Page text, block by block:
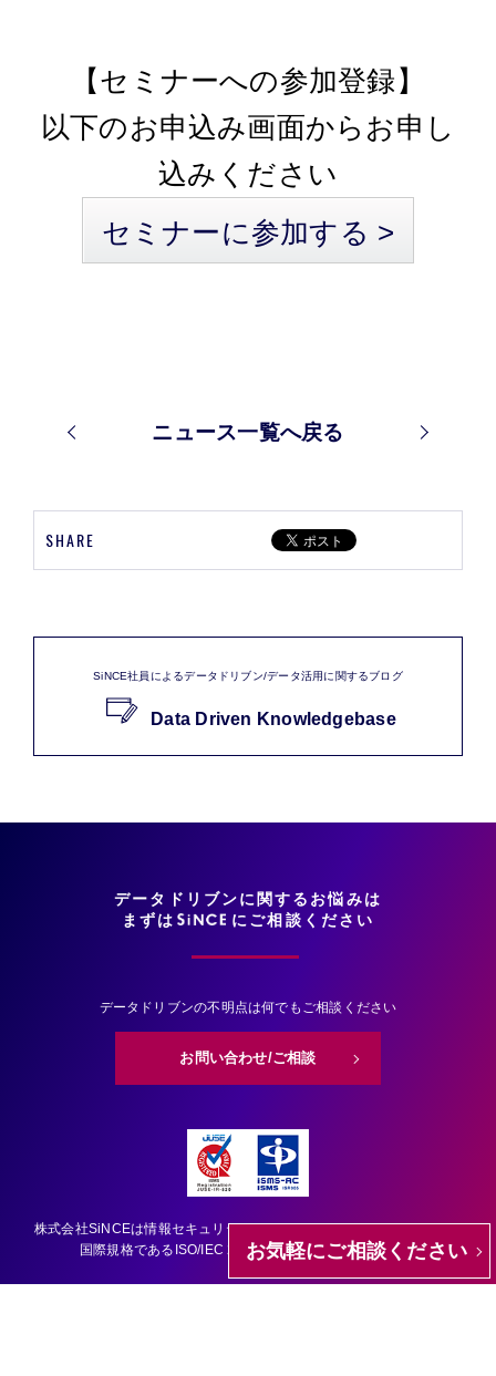
【セミナーへの参加登録】
以下のお申込み画面からお申し
込みください
セミナーに参加する >
ニュース一覧へ戻る
SHARE
SiNCE社員によるデータドリブン/データ活用に関するブログ
Data Driven Knowledgebase
データドリブンに関するお悩みは
まずは
にご相談ください
データドリブンの不明点は何でもご相談ください
お問い合わせ/ご相談
株式会社SiNCEは情報セキュリティマネジメントシステム（ISMS）の
国際規格である ISO/IEC 27001認証を取得しています。
お気軽にご相談ください